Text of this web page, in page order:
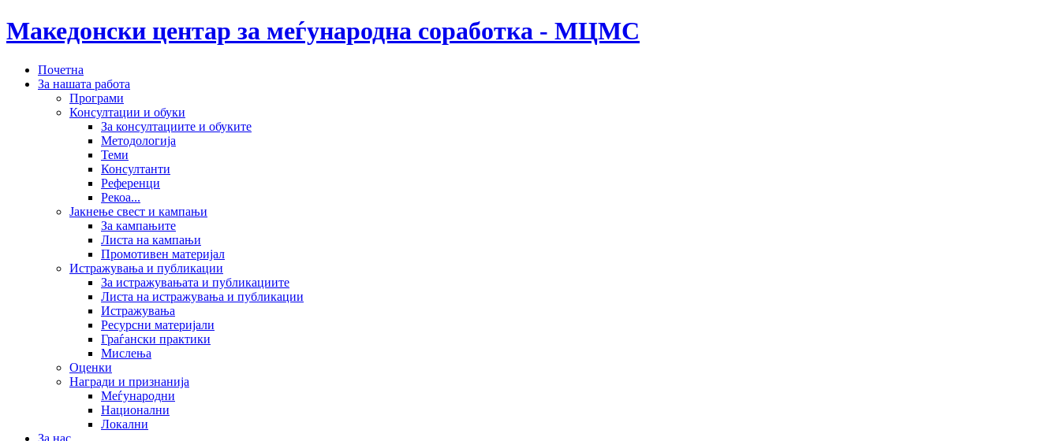
Македонски центар за меѓународна соработка - МЦМС
Почетна
За нашата работа
Програми
Консултации и обуки
За консултациите и обуките
Методологија
Теми
Консултанти
Референци
Рекоа...
Јакнење свест и кампањи
За кампањите
Листа на кампањи
Промотивен материјал
Истражувања и публикации
За истражувањата и публикациите
Листа на истражувања и публикации
Истражувања
Ресурсни материјали
Граѓански практики
Мислења
Оценки
Награди и признанија
Меѓународни
Национални
Локални
За нас